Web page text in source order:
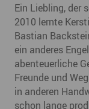
Ein Liebling, der
2010 lernte
Bastian
ein anderes
abenteuerliche
Freunde und
in anderen
schon lange